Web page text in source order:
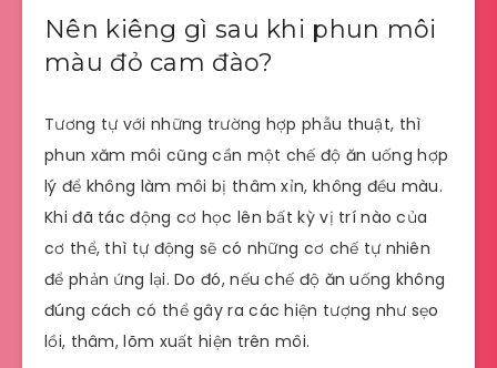
Nên kiêng gì sau khi phun môi
màu đỏ cam đào?
Tương tự với những trường hợp phẫu thuật, thì
phun xăm môi cũng cần một chế độ ăn uống hợp
lý để không làm môi bị thâm xỉn, không đều màu.
Khi đã tác động cơ học lên bất kỳ vị trí nào của
cơ thể, thì tự động sẽ có những cơ chế tự nhiên
để phản ứng lại. Do đó, nếu chế độ ăn uống không
đúng cách có thể gây ra các hiện tượng như sẹo
lồi, thâm, lõm xuất hiện trên môi.